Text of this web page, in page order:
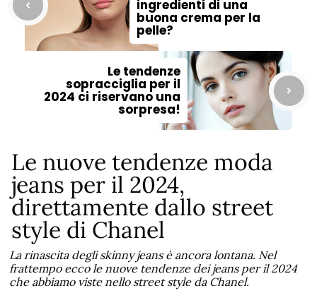
ingredienti di una
buona crema per la
pelle?
Le tendenze
sopracciglia per il
2024 ci riservano una
sorpresa!
Le nuove tendenze moda
jeans per il 2024,
direttamente dallo street
style di Chanel
La rinascita degli skinny jeans è ancora lontana. Nel
frattempo ecco le nuove tendenze dei jeans per il 2024
che abbiamo viste nello street style da Chanel.